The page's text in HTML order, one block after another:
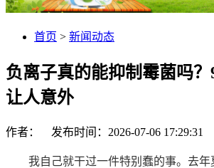
首页 > 新闻动态
负离子真的能抑制霉菌吗
让人意外
作者： 发布时间：2026-07-06 17:29:31
我自己就干过一件特别蠢的事。去